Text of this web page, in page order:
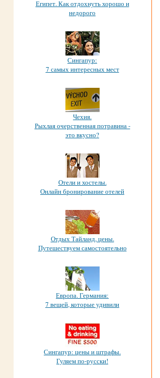
Египет. Как отдохнуть хорошо и
недорого
Сингапур:
7 самых интересных мест
Чехия.
Рыхлая очерственная потравина -
это вкусно?
Отели и хостелы.
Онлайн бронирование отелей
Отдых Тайланд, цены.
Путешествуем самостоятельно
Европа. Германия:
7 вещей, которые удивили
Сингапур: цены и штрафы.
Гуляем по-русски!